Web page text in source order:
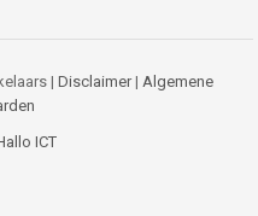
| Disclaimer| Algemene
ICT